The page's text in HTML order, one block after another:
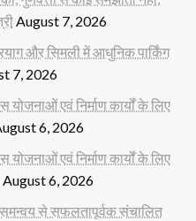
August 7, 2026
और सिमली में आधुनिक पार्किंग
7, 2026
योजनाओं एवं निर्माण कार्यों के लिए
6, 2026
योजनाओं एवं निर्माण कार्यों के लिए
August 6, 2026
समन्वय से सफलतापूर्वक संचालित